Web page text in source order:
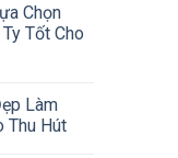
Chọn
Tốt Cho
Làm
Thu Hút